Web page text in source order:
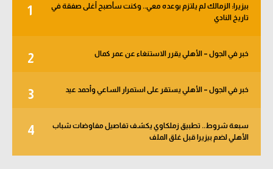
1
بيزيرا: الزمالك لم يلتزم بوعده معي.. وكنت سأصبح أغلى صفقة في
تاريخ النادي
2 خبر في الجول – الأهلي يقرر الاستنغاء عن عمر كمال
3 خبر في الجول – الأهلي يستقر على استمرار الساعي وأحمد عيد
4
سبعة شروط.. تطبيق زملكاوي يكشف تفاصيل مفاوضات شباب
الأهلي لضم بيزيرا قبل غلق الملف